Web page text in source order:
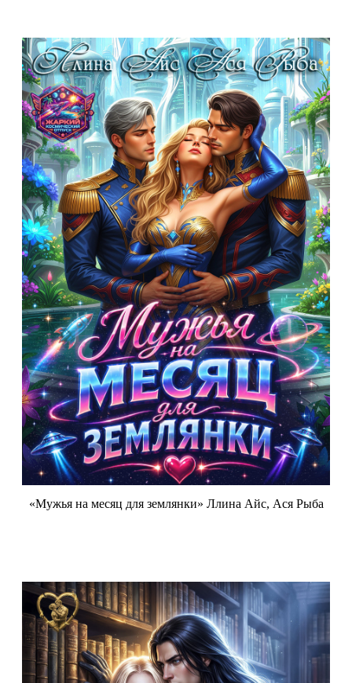
«Мужья на месяц для землянки» Ллина Айс, Ася Рыба